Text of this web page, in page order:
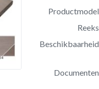
Productmodel
Reeks
Beschikbaarheid
Documenten